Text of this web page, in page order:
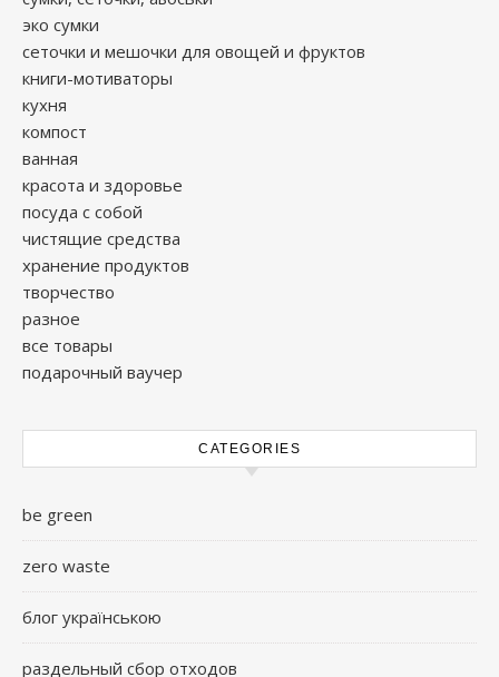
эко сумки
сеточки и мешочки для овощей и фруктов
книги-мотиваторы
кухня
компост
ванная
красота и здоровье
посуда с собой
чистящие средства
хранение продуктов
творчество
разное
все товары
подарочный ваучер
CATEGORIES
be green
zero waste
блог українською
раздельный сбор отходов